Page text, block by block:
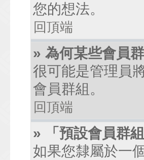
您的想法。
回頂端
» 為何某些會員
很可能是管理員
會員群組。
回頂端
» 「預設會員群
如果您隸屬於一